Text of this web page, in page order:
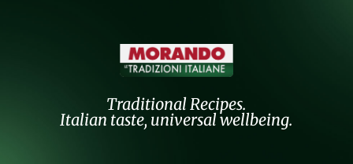
Traditional Recipes.
Italian taste, universal wellbeing.